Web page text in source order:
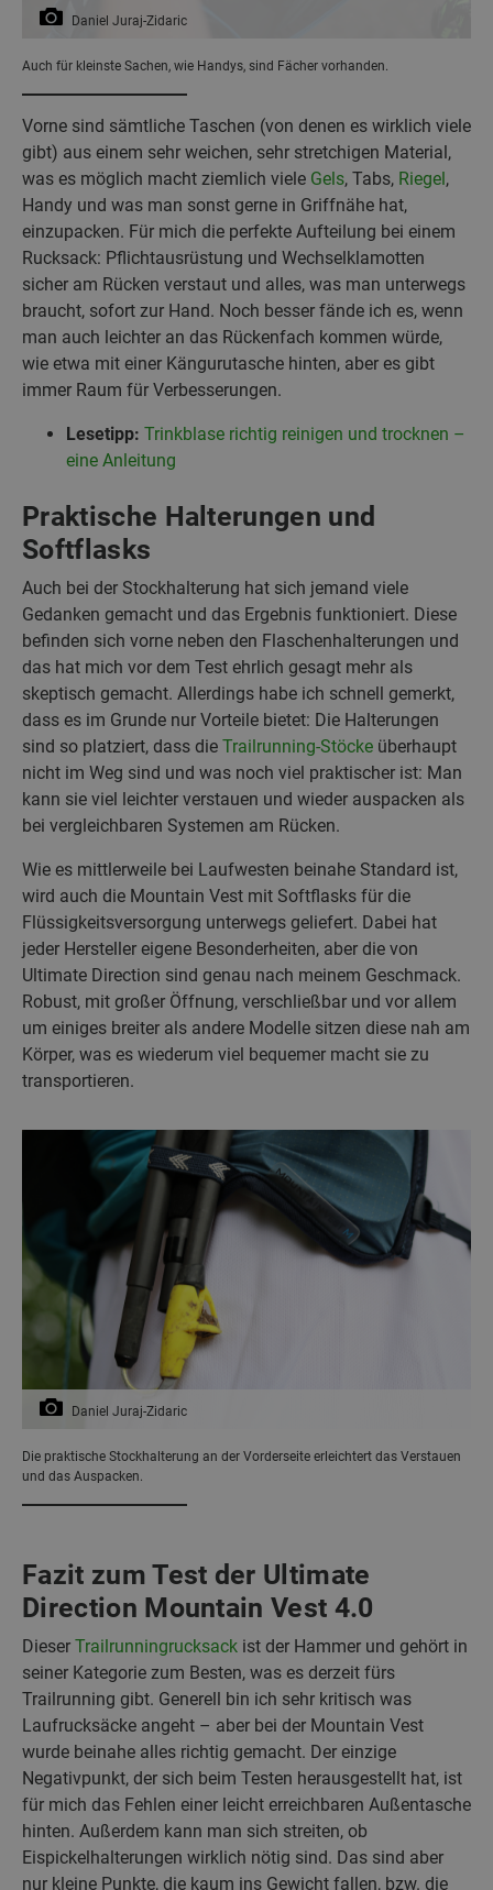
Daniel Juraj-Zidaric
Auch für kleinste Sachen, wie Handys, sind Fächer vorhanden.
Vorne sind sämtliche Taschen (von denen es wirklich viele
gibt) aus einem sehr weichen, sehr stretchigen Material,
was es möglich macht ziemlich viele Gels, Tabs, Riegel ,
Handy und was man sonst gerne in Griffnähe hat,
einzupacken. Für mich die perfekte Aufteilung bei einem
Rucksack: Pflichtausrüstung und Wechselklamotten
sicher am Rücken verstaut und alles, was man unterwegs
braucht, sofort zur Hand. Noch besser fände ich es, wenn
man auch leichter an das Rückenfach kommen würde,
wie etwa mit einer Kängurutasche hinten, aber es gibt
immer Raum für Verbesserungen.
Lesetipp: Trinkblase richtig reinigen und trocknen –
eine Anleitung
Praktische Halterungen und
Softflasks
Daniel Juraj-Zidaric
Die praktische Stockhalterung an der Vorderseite erleichtert das Verstauen
und das Auspacken.
Auch bei der Stockhalterung hat sich jemand viele
Gedanken gemacht und das Ergebnis funktioniert. Diese
befinden sich vorne neben den Flaschenhalterungen und
das hat mich vor dem Test ehrlich gesagt mehr als
skeptisch gemacht. Allerdings habe ich schnell gemerkt,
dass es im Grunde nur Vorteile bietet: Die Halterungen
sind so platziert, dass die Trailrunning-Stöcke überhaupt
nicht im Weg sind und was noch viel praktischer ist: Man
kann sie viel leichter verstauen und wieder auspacken als
bei vergleichbaren Systemen am Rücken.
Wie es mittlerweile bei Laufwesten beinahe Standard ist,
wird auch die Mountain Vest mit Softflasks für die
Flüssigkeitsversorgung unterwegs geliefert. Dabei hat
jeder Hersteller eigene Besonderheiten, aber die von
Ultimate Direction sind genau nach meinem Geschmack.
Robust, mit großer Öffnung, verschließbar und vor allem
um einiges breiter als andere Modelle sitzen diese nah am
Körper, was es wiederum viel bequemer macht sie zu
transportieren.
Fazit zum Test der Ultimate
Direction Mountain Vest 4.0
Dieser Trailrunningrucksack ist der Hammer und gehört in
seiner Kategorie zum Besten, was es derzeit fürs
Trailrunning gibt. Generell bin ich sehr kritisch was
Laufrucksäcke angeht – aber bei der Mountain Vest
wurde beinahe alles richtig gemacht. Der einzige
Negativpunkt, der sich beim Testen herausgestellt hat, ist
für mich das Fehlen einer leicht erreichbaren Außentasche
hinten. Außerdem kann man sich streiten, ob
Eispickelhalterungen wirklich nötig sind. Das sind aber
nur kleine Punkte, die kaum ins Gewicht fallen, bzw. die